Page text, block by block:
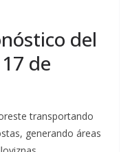
del
de
transportando
generando áreas